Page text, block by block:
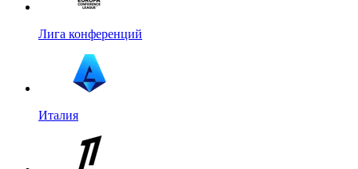
Лига конференций
Италия